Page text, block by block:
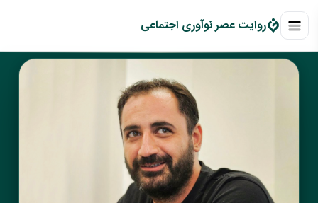
روايت عصر نوآوری اجتماعی